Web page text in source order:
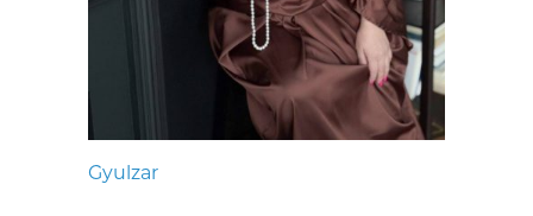
Gyulzar